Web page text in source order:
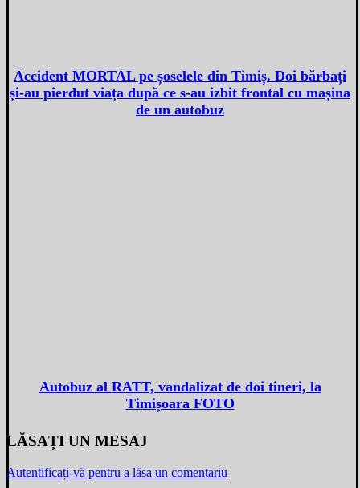
Accident MORTAL pe șoselele din Timiș. Doi bărbați
și-au pierdut viața după ce s-au izbit frontal cu mașina
de un autobuz
Autobuz al RATT, vandalizat de doi tineri, la
Timișoara FOTO
LĂSAȚI UN MESAJ
Autentificați-vă pentru a lăsa un comentariu